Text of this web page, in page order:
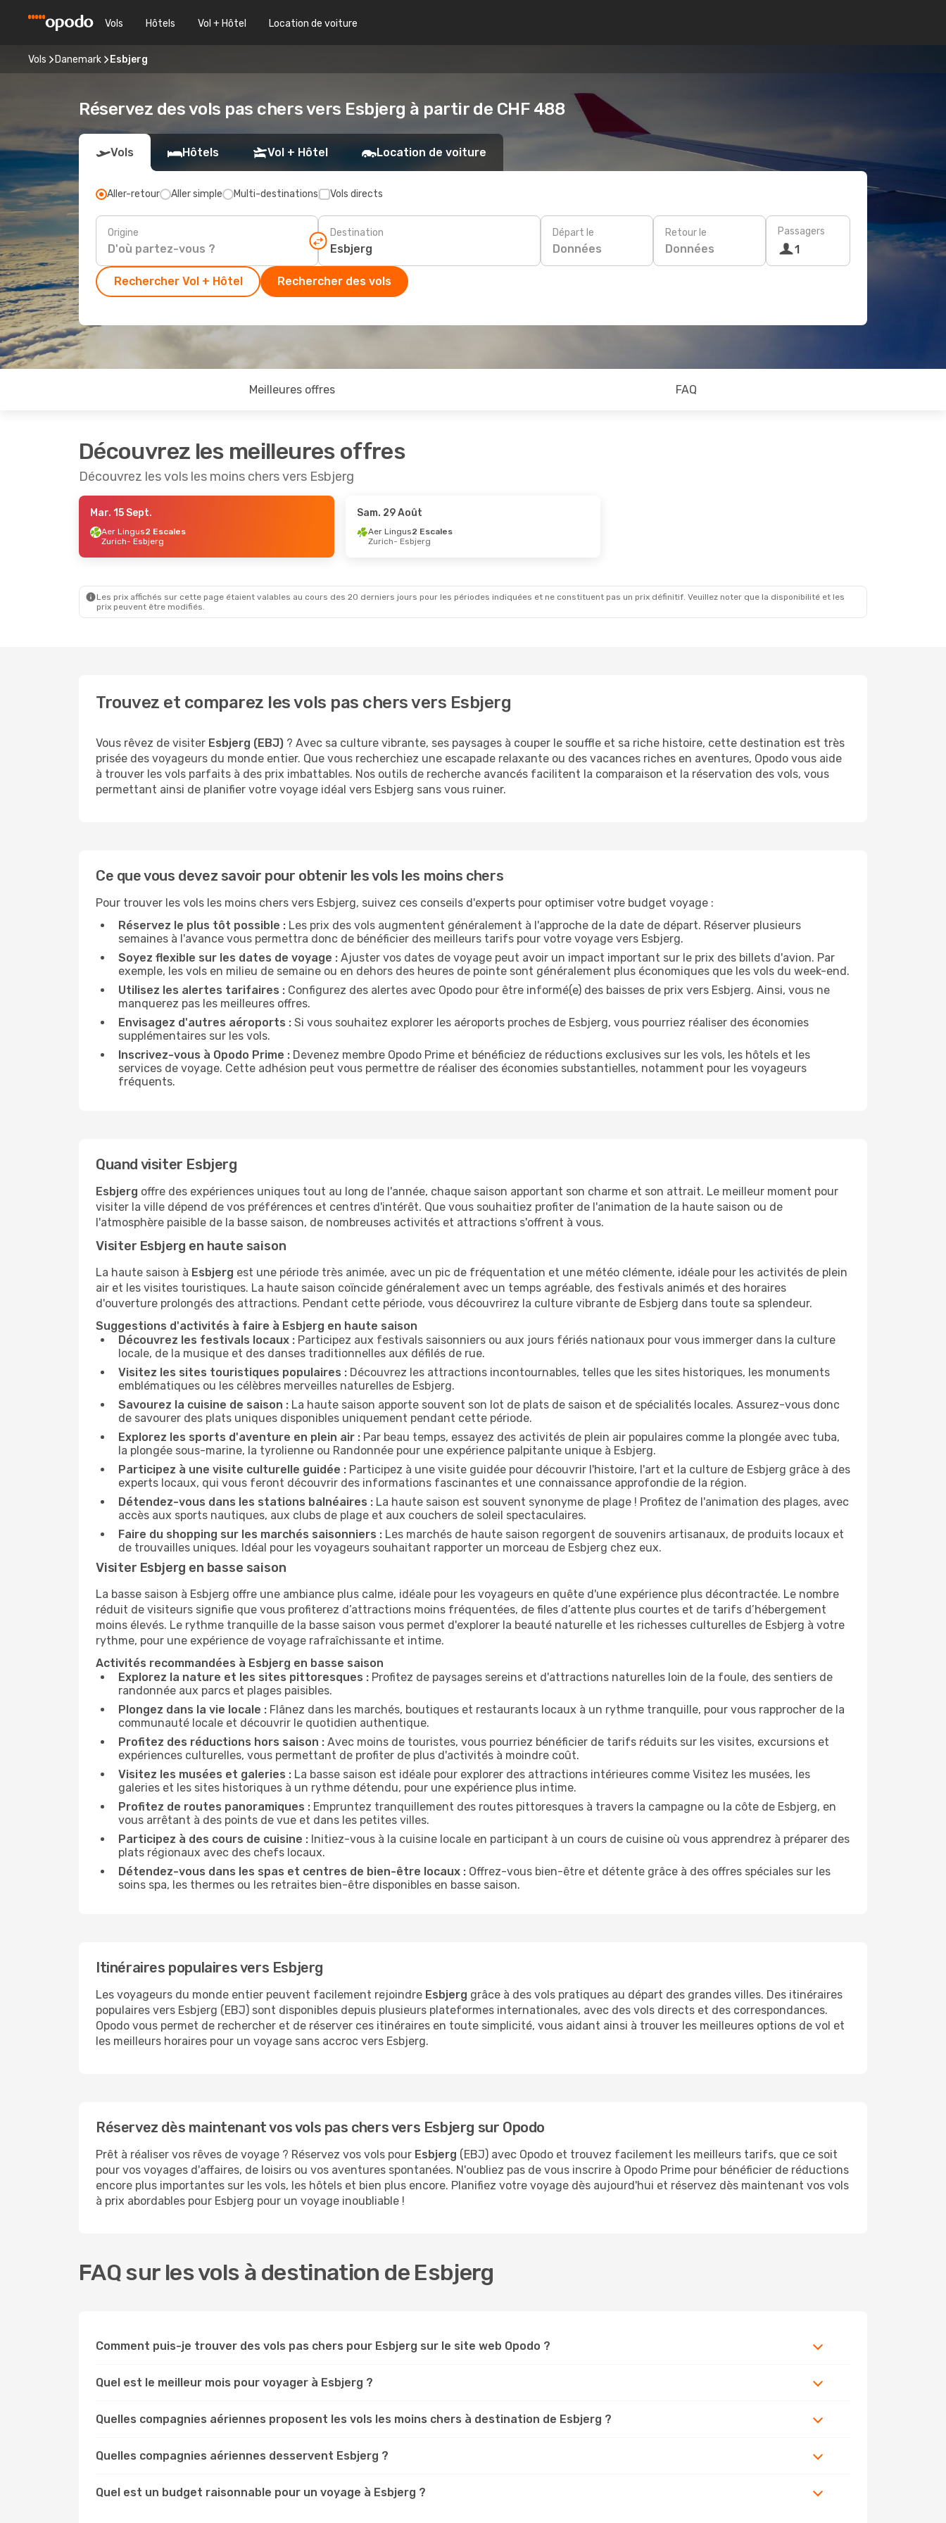
Vols Hôtels Vol + Hôtel Location de voiture
Vols Danemark Esbjerg
Réservez des vols pas chers vers Esbjerg à partir de CHF 488
Vols Hôtels Vol + Hôtel Location de voiture
Aller-retour Aller simple Multi-destinations Vols directs
Origine Destination Départ le
Données
Retour le
Données
Passagers
1
Rechercher Vol + Hôtel Rechercher des vols
Meilleures offres FAQ
Découvrez les meilleures offres
Découvrez les vols les moins chers vers Esbjerg
Mar. 15 Sept.
Aer Lingus2 Escales
Zurich- Esbjerg
Sam. 29 Août
Aer Lingus2 Escales
Zurich- Esbjerg
Les prix affichés sur cette page étaient valables au cours des 20 derniers jours pour les périodes indiquées et ne constituent pas un prix définitif. Veuillez noter que la disponibilité et les
prix peuvent être modifiés.
Trouvez et comparez les vols pas chers vers Esbjerg
Vous rêvez de visiter Esbjerg (EBJ) ? Avec sa culture vibrante, ses paysages à couper le souffle et sa riche histoire, cette destination est très
prisée des voyageurs du monde entier. Que vous recherchiez une escapade relaxante ou des vacances riches en aventures, Opodo vous aide
à trouver les vols parfaits à des prix imbattables. Nos outils de recherche avancés facilitent la comparaison et la réservation des vols, vous
permettant ainsi de planifier votre voyage idéal vers Esbjerg sans vous ruiner.
Ce que vous devez savoir pour obtenir les vols les moins chers
Pour trouver les vols les moins chers vers Esbjerg, suivez ces conseils d'experts pour optimiser votre budget voyage :
Réservez le plus tôt possible : Les prix des vols augmentent généralement à l'approche de la date de départ. Réserver plusieurs
semaines à l'avance vous permettra donc de bénéficier des meilleurs tarifs pour votre voyage vers Esbjerg.
Soyez flexible sur les dates de voyage : Ajuster vos dates de voyage peut avoir un impact important sur le prix des billets d'avion. Par
exemple, les vols en milieu de semaine ou en dehors des heures de pointe sont généralement plus économiques que les vols du week-end.
Utilisez les alertes tarifaires : Configurez des alertes avec Opodo pour être informé(e) des baisses de prix vers Esbjerg. Ainsi, vous ne
manquerez pas les meilleures offres.
Envisagez d'autres aéroports : Si vous souhaitez explorer les aéroports proches de Esbjerg, vous pourriez réaliser des économies
supplémentaires sur les vols.
Inscrivez-vous à Opodo Prime : Devenez membre Opodo Prime et bénéficiez de réductions exclusives sur les vols, les hôtels et les
services de voyage. Cette adhésion peut vous permettre de réaliser des économies substantielles, notamment pour les voyageurs
fréquents.
Quand visiter Esbjerg
Esbjerg offre des expériences uniques tout au long de l'année, chaque saison apportant son charme et son attrait. Le meilleur moment pour
visiter la ville dépend de vos préférences et centres d'intérêt. Que vous souhaitiez profiter de l'animation de la haute saison ou de
l'atmosphère paisible de la basse saison, de nombreuses activités et attractions s'offrent à vous.
Visiter Esbjerg en haute saison
La haute saison à Esbjerg est une période très animée, avec un pic de fréquentation et une météo clémente, idéale pour les activités de plein
air et les visites touristiques. La haute saison coïncide généralement avec un temps agréable, des festivals animés et des horaires
d'ouverture prolongés des attractions. Pendant cette période, vous découvrirez la culture vibrante de Esbjerg dans toute sa splendeur.
Suggestions d'activités à faire à Esbjerg en haute saison
Découvrez les festivals locaux : Participez aux festivals saisonniers ou aux jours fériés nationaux pour vous immerger dans la culture
locale, de la musique et des danses traditionnelles aux défilés de rue.
Visitez les sites touristiques populaires : Découvrez les attractions incontournables, telles que les sites historiques, les monuments
emblématiques ou les célèbres merveilles naturelles de Esbjerg.
Savourez la cuisine de saison : La haute saison apporte souvent son lot de plats de saison et de spécialités locales. Assurez-vous donc
de savourer des plats uniques disponibles uniquement pendant cette période.
Explorez les sports d'aventure en plein air : Par beau temps, essayez des activités de plein air populaires comme la plongée avec tuba,
la plongée sous-marine, la tyrolienne ou Randonnée pour une expérience palpitante unique à Esbjerg.
Participez à une visite culturelle guidée : Participez à une visite guidée pour découvrir l'histoire, l'art et la culture de Esbjerg grâce à des
experts locaux, qui vous feront découvrir des informations fascinantes et une connaissance approfondie de la région.
Détendez-vous dans les stations balnéaires : La haute saison est souvent synonyme de plage ! Profitez de l'animation des plages, avec
accès aux sports nautiques, aux clubs de plage et aux couchers de soleil spectaculaires.
Faire du shopping sur les marchés saisonniers : Les marchés de haute saison regorgent de souvenirs artisanaux, de produits locaux et
de trouvailles uniques. Idéal pour les voyageurs souhaitant rapporter un morceau de Esbjerg chez eux.
Visiter Esbjerg en basse saison
La basse saison à Esbjerg offre une ambiance plus calme, idéale pour les voyageurs en quête d'une expérience plus décontractée. Le nombre
réduit de visiteurs signifie que vous profiterez d’attractions moins fréquentées, de files d’attente plus courtes et de tarifs d’hébergement
moins élevés. Le rythme tranquille de la basse saison vous permet d'explorer la beauté naturelle et les richesses culturelles de Esbjerg à votre
rythme, pour une expérience de voyage rafraîchissante et intime.
Activités recommandées à Esbjerg en basse saison
Explorez la nature et les sites pittoresques : Profitez de paysages sereins et d'attractions naturelles loin de la foule, des sentiers de
randonnée aux parcs et plages paisibles.
Plongez dans la vie locale : Flânez dans les marchés, boutiques et restaurants locaux à un rythme tranquille, pour vous rapprocher de la
communauté locale et découvrir le quotidien authentique.
Profitez des réductions hors saison : Avec moins de touristes, vous pourriez bénéficier de tarifs réduits sur les visites, excursions et
expériences culturelles, vous permettant de profiter de plus d'activités à moindre coût.
Visitez les musées et galeries : La basse saison est idéale pour explorer des attractions intérieures comme Visitez les musées, les
galeries et les sites historiques à un rythme détendu, pour une expérience plus intime.
Profitez de routes panoramiques : Empruntez tranquillement des routes pittoresques à travers la campagne ou la côte de Esbjerg, en
vous arrêtant à des points de vue et dans les petites villes.
Participez à des cours de cuisine : Initiez-vous à la cuisine locale en participant à un cours de cuisine où vous apprendrez à préparer des
plats régionaux avec des chefs locaux.
Détendez-vous dans les spas et centres de bien-être locaux : Offrez-vous bien-être et détente grâce à des offres spéciales sur les
soins spa, les thermes ou les retraites bien-être disponibles en basse saison.
Itinéraires populaires vers Esbjerg
Les voyageurs du monde entier peuvent facilement rejoindre Esbjerg grâce à des vols pratiques au départ des grandes villes. Des itinéraires
populaires vers Esbjerg (EBJ) sont disponibles depuis plusieurs plateformes internationales, avec des vols directs et des correspondances.
Opodo vous permet de rechercher et de réserver ces itinéraires en toute simplicité, vous aidant ainsi à trouver les meilleures options de vol et
les meilleurs horaires pour un voyage sans accroc vers Esbjerg.
Réservez dès maintenant vos vols pas chers vers Esbjerg sur Opodo
Prêt à réaliser vos rêves de voyage ? Réservez vos vols pour Esbjerg (EBJ) avec Opodo et trouvez facilement les meilleurs tarifs, que ce soit
pour vos voyages d'affaires, de loisirs ou vos aventures spontanées. N'oubliez pas de vous inscrire à Opodo Prime pour bénéficier de réductions
encore plus importantes sur les vols, les hôtels et bien plus encore. Planifiez votre voyage dès aujourd'hui et réservez dès maintenant vos vols
à prix abordables pour Esbjerg pour un voyage inoubliable !
FAQ sur les vols à destination de Esbjerg
Comment puis-je trouver des vols pas chers pour Esbjerg sur le site web Opodo ?
Quel est le meilleur mois pour voyager à Esbjerg ?
Quelles compagnies aériennes proposent les vols les moins chers à destination de Esbjerg ?
Quelles compagnies aériennes desservent Esbjerg ?
Quel est un budget raisonnable pour un voyage à Esbjerg ?